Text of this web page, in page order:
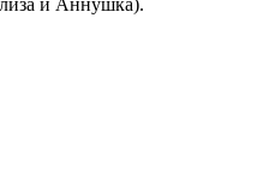
и Аннушка).